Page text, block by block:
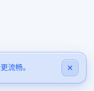
流畅。